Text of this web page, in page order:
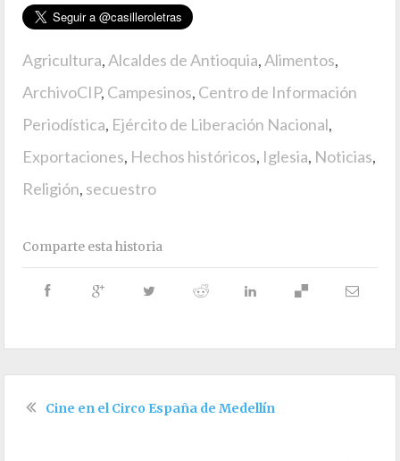
Agricultura,Alcaldes de Antioquia,Alimentos,
ArchivoCIP, Campesinos, Centro de Información
Periodística, Ejército de Liberación Nacional,
Exportaciones, Hechos históricos, Iglesia, Noticias,
Religión, secuestro
Comparte esta historia
Cine en el Circo España de Medellín